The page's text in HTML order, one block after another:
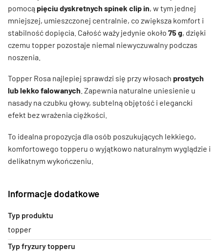
pomocą pięciu dyskretnych spinek clip in, w tym jednej
mniejszej, umieszczonej centralnie, co zwiększa komfort i
stabilność dopięcia. Całość waży jedynie około 75 g, dzięki
czemu topper pozostaje niemal niewyczuwalny podczas
noszenia.
Topper Rosa najlepiej sprawdzi się przy włosach prostych
lub lekko falowanych . Zapewnia naturalne uniesienie u
nasady na czubku głowy, subtelną objętość i elegancki
efekt bez wrażenia ciężkości.
To idealna propozycja dla osób poszukujących lekkiego,
komfortowego topperu o wyjątkowo naturalnym wyglądzie i
delikatnym wykończeniu.
Informacje dodatkowe
Typ produktu
topper
Typ fryzury topperu